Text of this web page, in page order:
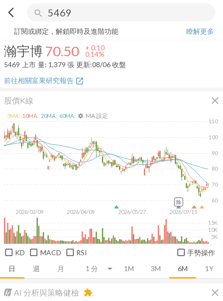
arrow_back_ios search
瀚宇博 70.50 + 0.14%
訂閱或綁定，解鎖即時及進階功能
瞭解更多
瀚宇博 70.50 + 0.10
0.14%
5469
上市 量: 1,379 張 更新:08/06 收盤
前往相關富果研究報告 open_in_new
股價K線 close
日 週 月 1M 3M 6M 1Y
2026/02/09 2026/04/09 2026/05/27 2026/07/15
60
70
80
90
100
110
5K
10K
15K
5MA: 10MA: 20MA: 60MA: settings MA 設定
除
KD MACD RSI 手勢操作
AI 分析與策略健檢 close
extension